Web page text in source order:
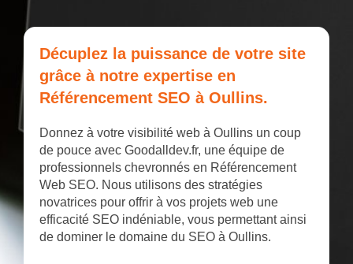
Décuplez la puissance de votre site
grâce à notre expertise en
Référencement SEO à Oullins.
Donnez à votre visibilité web à Oullins un coup
de pouce avec Goodalldev.fr, une équipe de
professionnels chevronnés en Référencement
Web SEO. Nous utilisons des stratégies
novatrices pour offrir à vos projets web une
efficacité SEO indéniable, vous permettant ainsi
de dominer le domaine du SEO à Oullins.